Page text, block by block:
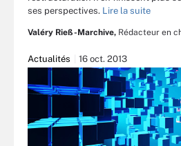
ses perspectives. Lire la suite
Valéry Rieß-Marchive, Rédacteur en
Actualités 16 oct. 2013